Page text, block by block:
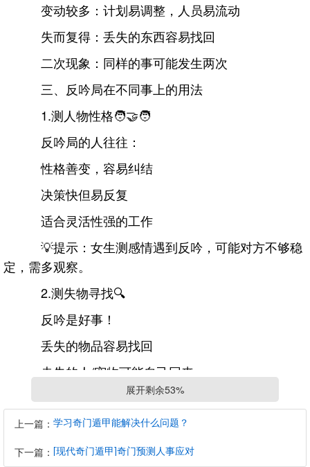
变动较多：计划易调整，人员易流动
失而复得：丢失的东西容易找回
二次现象：同样的事可能发生两次
三、反吟局在不同事上的用法
1.测人物性格🧑🤝🧑
反吟局的人往往：
性格善变，容易纠结
决策快但易反复
适合灵活性强的工作
💡提示：女生测感情遇到反吟，可能对方不够稳
定，需多观察。
2.测失物寻找🔍
反吟是好事！
丢失的物品容易找回
走失的人/宠物可能自己回来
建议多找几次，可能就在原处附近
3.测财运💰
生门反吟：财运来得快，但可能是短期收入
展开剩余53%
上一篇： 学习奇门遁甲能解决什么问题？
下一篇： [现代奇门遁甲]奇门预测人事应对